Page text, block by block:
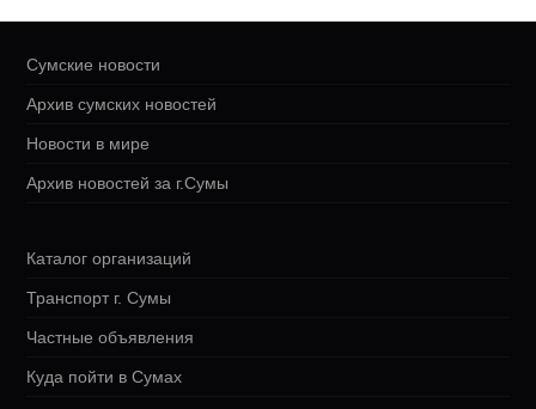
Сумские новости
Архив сумских новостей
Новости в мире
Архив новостей за г.Сумы
Каталог организаций
Транспорт г. Сумы
Частные объявления
Куда пойти в Сумах